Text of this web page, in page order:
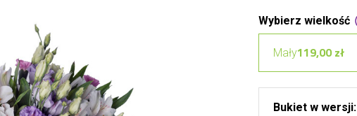
Wybierz wielkość
Mały119,00 zł
Bukiet w wersji: